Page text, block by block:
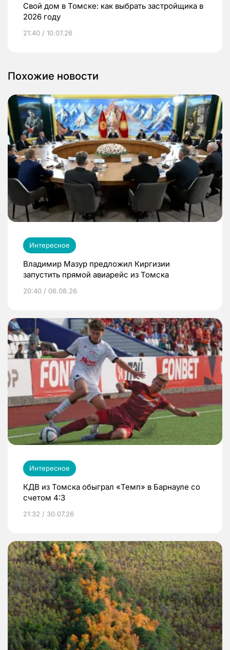
Свой дом в Томске: как выбрать застройщика в
2026 году
21:40 / 10.07.26
Похожие новости
Интересное
Владимир Мазур предложил Киргизии
запустить прямой авиарейс из Томска
20:40 / 06.08.26
Интересное
КДВ из Томска обыграл «Темп» в Барнауле со
счетом 4:3
21:32 / 30.07.26